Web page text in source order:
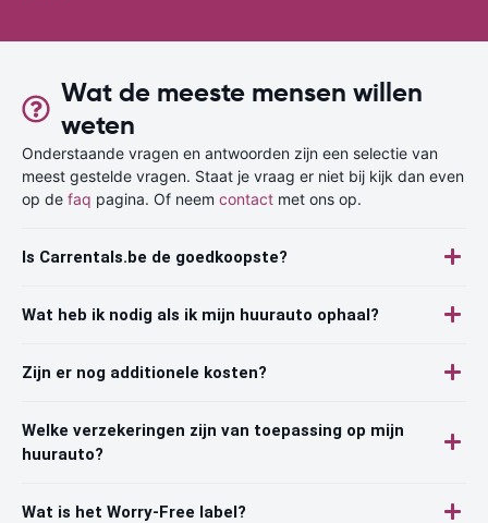
Wat de meeste mensen willen
weten
Onderstaande vragen en antwoorden zijn een selectie van
meest gestelde vragen. Staat je vraag er niet bij kijk dan even
op de faq pagina. Of neem contact met ons op.
Is Carrentals.be de goedkoopste?
Wat heb ik nodig als ik mijn huurauto ophaal?
Zijn er nog additionele kosten?
Welke verzekeringen zijn van toepassing op mijn
huurauto?
Wat is het Worry-Free label?